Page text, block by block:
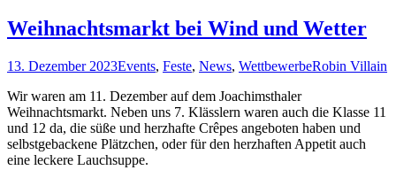
Weihnachtsmarkt bei Wind und Wetter
13. Dezember 2023Events, Feste, News, WettbewerbeRobin Villain
Wir waren am 11. Dezember auf dem Joachimsthaler
Weihnachtsmarkt. Neben uns 7. Klässlern waren auch die Klasse 11
und 12 da, die süße und herzhafte Crêpes angeboten haben und
selbstgebackene Plätzchen, oder für den herzhaften Appetit auch
eine leckere Lauchsuppe.